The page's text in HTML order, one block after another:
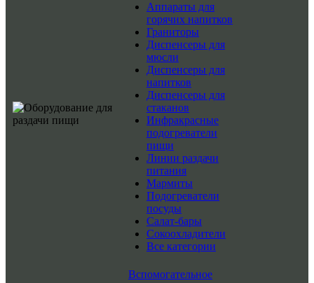
Аппараты для
горячих напитков
Граниторы
Диспенсеры для
мюсли
Диспенсеры для
напитков
Диспенсеры для
стаканов
Инфракрасные
подогреватели
пищи
Линии раздачи
питания
Мармиты
Подогреватели
посуды
Салат-бары
Сокоохладители
Все категории
Вспомогательное